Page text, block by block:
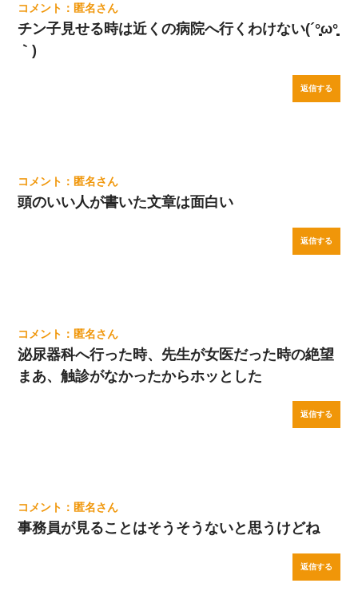
匿名
チン子見せる時は近くの病院へ行くわけない(´°̥̥̥̥̥̥̥̥ω°̥̥̥̥̥̥̥̥
｀)
返信する
匿名
頭のいい人が書いた文章は面白い
返信する
匿名
泌尿器科へ行った時、先生が女医だった時の絶望
まあ、触診がなかったからホッとした
返信する
匿名
事務員が見ることはそうそうないと思うけどね
返信する